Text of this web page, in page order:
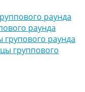
раунда
раунда
раунда
группового